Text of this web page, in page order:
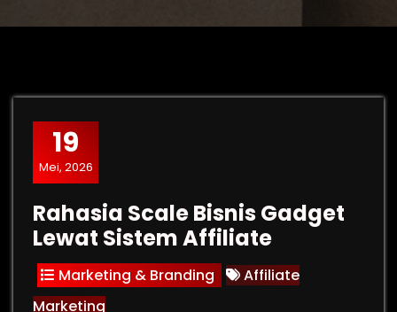
19
Mei, 2026
Rahasia Scale Bisnis Gadget
Lewat Sistem Affiliate
Marketing & Branding
Affiliate
Marketing